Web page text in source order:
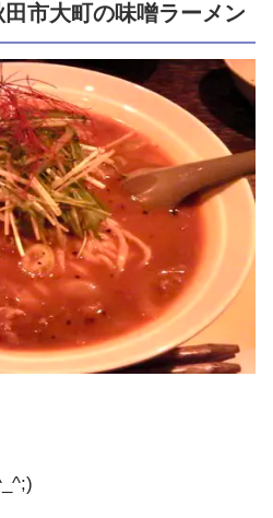
市大町の味噌ラーメン